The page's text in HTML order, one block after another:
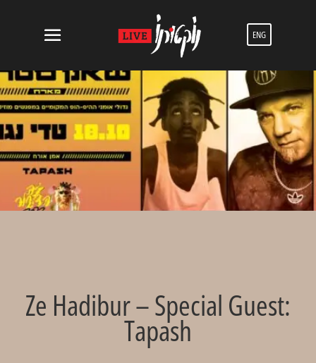
ENG
Ze Hadibur – Special Guest:
Tapash